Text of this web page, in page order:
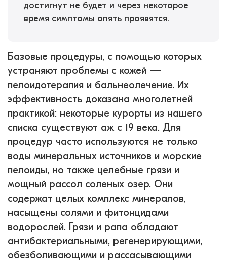
достигнут не будет и через некоторое
время симптомы опять проявятся.
Базовые процедуры, с помощью которых
устраняют проблемы с кожей —
пелоидотерапия и бальнеолечение. Их
эффективность доказана многолетней
практикой: некоторые курорты из нашего
списка существуют аж с 19 века. Для
процедур часто используются не только
воды минеральных источников и морские
пелоиды, но также целебные грязи и
мощный рассол соленых озер. Они
содержат целых комплекс минералов,
насыщены солями и фитонцидами
водорослей. Грязи и рапа обладают
антибактериальными, регенерирующими,
обезболивающими и рассасывающими